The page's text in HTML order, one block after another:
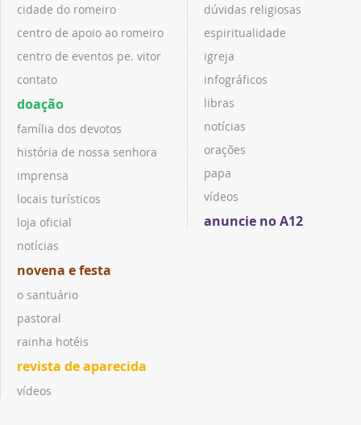
cidade do romeiro
centro de apoio ao romeiro
centro de eventos pe. vitor
contato
doação
família dos devotos
história de nossa senhora
imprensa
locais turísticos
loja oficial
notícias
novena e festa
o santuário
pastoral
rainha hotéis
revista de aparecida
vídeos
dúvidas religiosas
espiritualidade
igreja
infográficos
libras
notícias
orações
papa
vídeos
anuncie no A12